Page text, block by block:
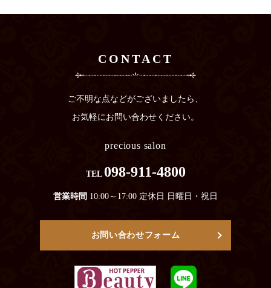
CONTACT
ご不明な点などがございましたら、
お気軽にお問い合わせください。
precious salon
TEL 098-911-4800
営業時間 10:00～17:00 定休日 日曜日・祝日
お問い合わせフォーム